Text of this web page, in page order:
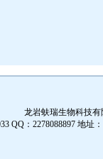
龙岩蚨瑞生物科技
QQ：2278088897 地